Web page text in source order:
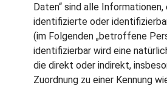
Daten“ sind alle
identifizierte oder
(im Folgenden „betroffene
identifizierbar wird eine
die direkt oder indirekt,
Zuordnung zu einer Kennung